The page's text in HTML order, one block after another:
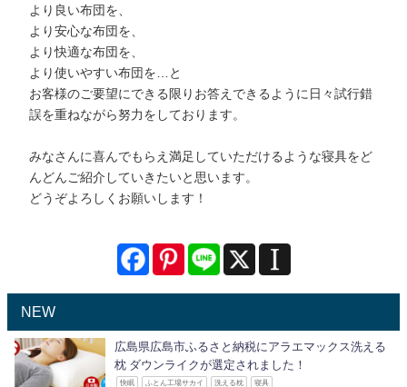
より良い布団を、
より安心な布団を、
より快適な布団を、
より使いやすい布団を…と
お客様のご要望にできる限りお答えできるように日々試行錯
誤を重ねながら努力をしております。
みなさんに喜んでもらえ満足していただけるような寝具をど
んどんご紹介していきたいと思います。
どうぞよろしくお願いします！
NEW
広島県広島市ふるさと納税にアラエマックス洗える
枕 ダウンライクが選定されました！
快眠 ふとん工場サカイ 洗える枕 寝具